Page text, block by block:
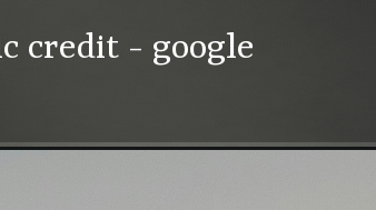
credit - google